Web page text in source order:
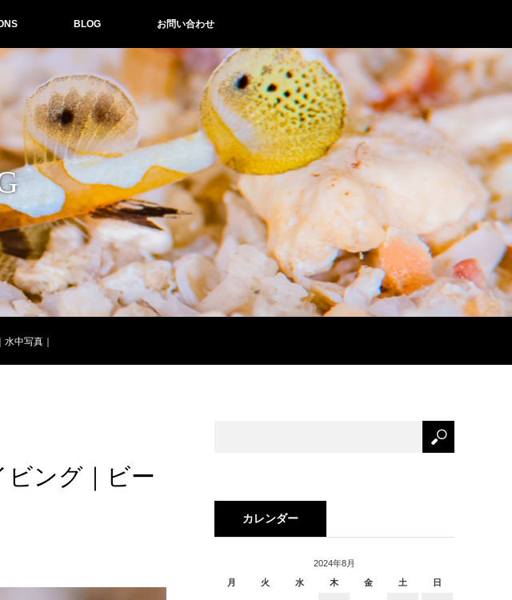
BLOG お問い合わせ
中写真｜
ング｜ビー
カレンダー
2024年8月
月
火 水 木 金 土 日